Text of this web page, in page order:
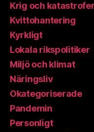
Krig och katastrofer
Kvittohantering
Kyrkligt
Lokala rikspolitiker
Miljö och klimat
Näringsliv
Okategoriserade
Pandemin
Personligt